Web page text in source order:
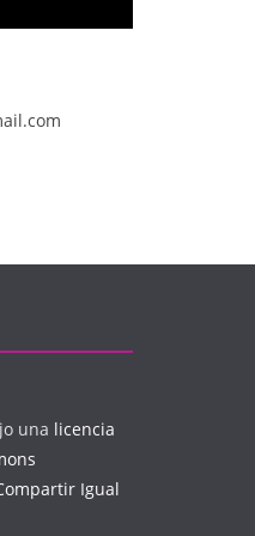
una licencia
Igual